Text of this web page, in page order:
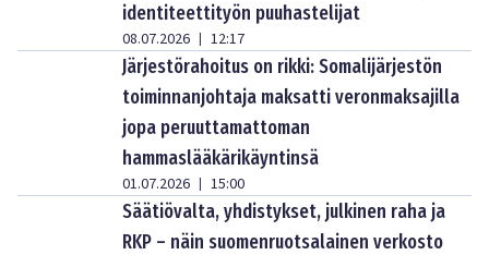
identiteettityön puuhastelijat
08.07.2026 | 12:17
Järjestörahoitus on rikki: Somalijärjestön
toiminnanjohtaja maksatti veronmaksajilla
jopa peruuttamattoman
hammaslääkärikäyntinsä
01.07.2026 | 15:00
Säätiövalta, yhdistykset, julkinen raha ja
RKP – näin suomenruotsalainen verkosto